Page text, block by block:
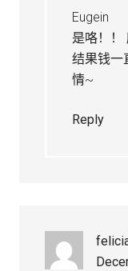
Eugein
是咯！！
结果钱一
情~
Reply